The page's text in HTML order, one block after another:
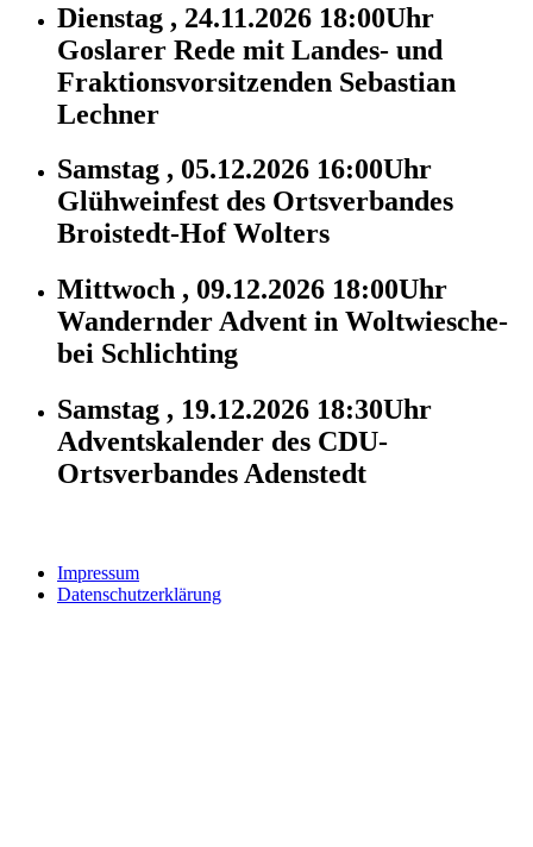
Dienstag , 24.11.2026 18:00Uhr
Goslarer Rede mit Landes- und
Fraktionsvorsitzenden Sebastian
Lechner
Samstag , 05.12.2026 16:00Uhr
Glühweinfest des Ortsverbandes
Broistedt-Hof Wolters
Mittwoch , 09.12.2026 18:00Uhr
Wandernder Advent in Woltwiesche-
bei Schlichting
Samstag , 19.12.2026 18:30Uhr
Adventskalender des CDU-
Ortsverbandes Adenstedt
Impressum
Datenschutzerklärung